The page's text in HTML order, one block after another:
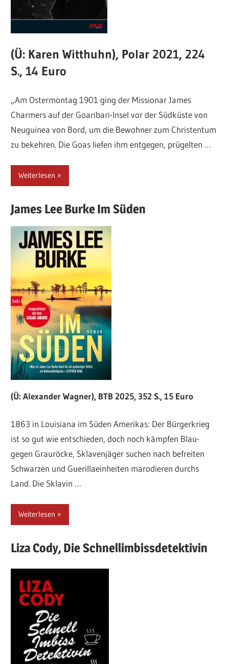
(Ü: Karen Witthuhn), Polar 2021, 224
S., 14 Euro
„Am Ostermontag 1901 ging der Missionar James
Charmers auf der Goaribari-Insel vor der Südküste von
Neuguinea von Bord, um die Bewohner zum Christentum
zu bekehren. Die Goas liefen ihm entgegen, prügelten …
Weiterlesen
James LeeBurkeIm Süden
(Ü: Alexander Wagner), BTB 2025, 352 S., 15 Euro
1863 in Louisiana im Süden Amerikas: Der Bürgerkrieg
ist so gut wie entschieden, doch noch kämpfen Blau-
gegen Grauröcke, Sklavenjäger suchen nach befreiten
Schwarzen und Guerillaeinheiten marodieren durchs
Land. Die Sklavin …
Weiterlesen
LizaCody, Die Schnellimbissdetektivin